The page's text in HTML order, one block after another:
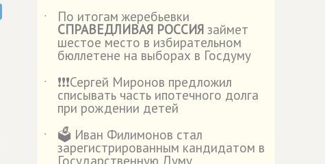
˙ По итогам жеребьевки
СПРАВЕДЛИВАЯ РОССИЯ займет
шестое место в избирательном
бюллетене на выборах в Госдуму
˙
❗️❗️❗️Сергей Миронов предложил
списывать часть ипотечного долга
при рождении детей
˙
🗳️ Иван Филимонов стал
зарегистрированным кандидатом в
Государственную Думу